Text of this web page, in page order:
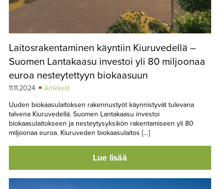
Laitosrakentaminen käyntiin Kiuruvedellä –
Suomen Lantakaasu investoi yli 80 miljoonaa
euroa nesteytettyyn biokaasuun
11.11.2024
Artikkelit
Uuden biokaasulaitoksen rakennustyöt käynnistyvät tulevana
talvena Kiuruvedellä. Suomen Lantakaasu investoi
biokaasulaitokseen ja nesteytysyksikön rakentamiseen yli 80
miljoonaa euroa. Kiuruveden biokaasulaitos […]
Lue lisää